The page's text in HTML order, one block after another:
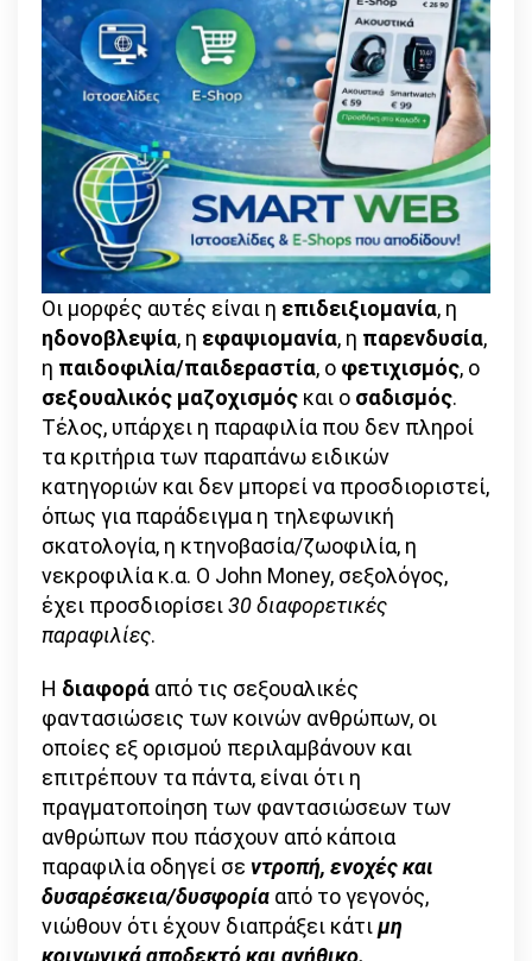
Οι μορφές αυτές είναι η επιδειξιομανία, η
ηδονοβλεψία, η εφαψιομανία, η παρενδυσία,
η παιδοφιλία/παιδεραστία, ο φετιχισμός, ο
σεξουαλικός μαζοχισμός και ο σαδισμός.
Τέλος, υπάρχει η παραφιλία που δεν πληροί
τα κριτήρια των παραπάνω ειδικών
κατηγοριών και δεν μπορεί να προσδιοριστεί,
όπως για παράδειγμα η τηλεφωνική
σκατολογία, η κτηνοβασία/ζωοφιλία, η
νεκροφιλία κ.α. Ο John Money, σεξολόγος,
έχει προσδιορίσει30 διαφορετικές
παραφιλίες.
Η διαφορά από τις σεξουαλικές
φαντασιώσεις των κοινών ανθρώπων, οι
οποίες εξ ορισμού περιλαμβάνουν και
επιτρέπουν τα πάντα, είναι ότι η
πραγματοποίηση των φαντασιώσεων των
ανθρώπων που πάσχουν από κάποια
παραφιλία οδηγεί σε ντροπή, ενοχές και
δυσαρέσκεια/δυσφορία από το γεγονός,
νιώθουν ότι έχουν διαπράξει κάτιμη